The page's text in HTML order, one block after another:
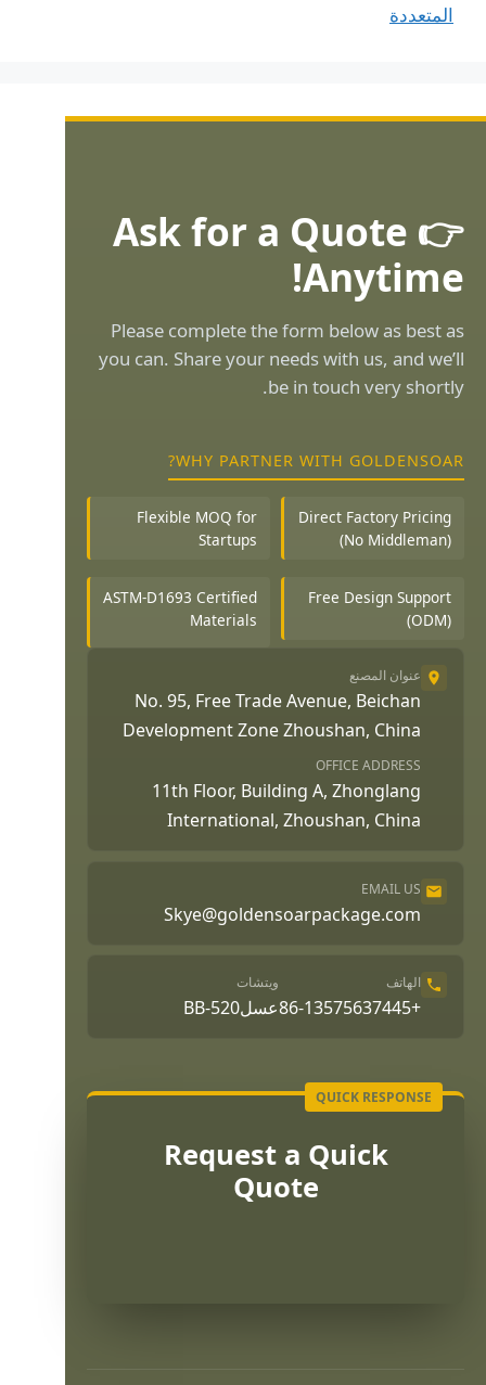
المتعددة
👉 Ask for a Quote
Anytime!
Please complete the form below as best as
you can. Share your needs with us, and we’ll
be in touch very shortly.
WHY PARTNER WITH GOLDENSOAR?
Direct Factory Pricing
(No Middleman)
Flexible MOQ for
Startups
Free Design Support
(ODM)
ASTM-D1693 Certified
Materials
عنوان المصنع
No. 95, Free Trade Avenue, Beichan
Development Zone Zhoushan, China
OFFICE ADDRESS
11th Floor, Building A, Zhonglang
International, Zhoushan, China
EMAIL US
Skye@goldensoarpackage.com
الهاتف
+86-13575637445
ويتشات
عسلBB-520
Request a Quick
Quote